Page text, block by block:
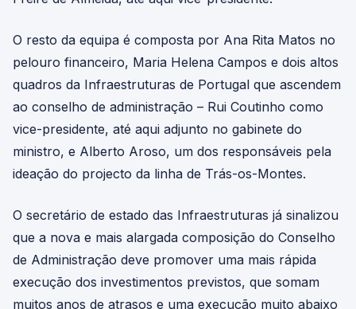
O resto da equipa é composta por Ana Rita Matos no
pelouro financeiro, Maria Helena Campos e dois altos
quadros da Infraestruturas de Portugal que ascendem
ao conselho de administração – Rui Coutinho como
vice-presidente, até aqui adjunto no gabinete do
ministro, e Alberto Aroso, um dos responsáveis pela
ideação do projecto da linha de Trás-os-Montes.
O secretário de estado das Infraestruturas já sinalizou
que a nova e mais alargada composição do Conselho
de Administração deve promover uma mais rápida
execução dos investimentos previstos, que somam
muitos anos de atrasos e uma execução muito abaixo